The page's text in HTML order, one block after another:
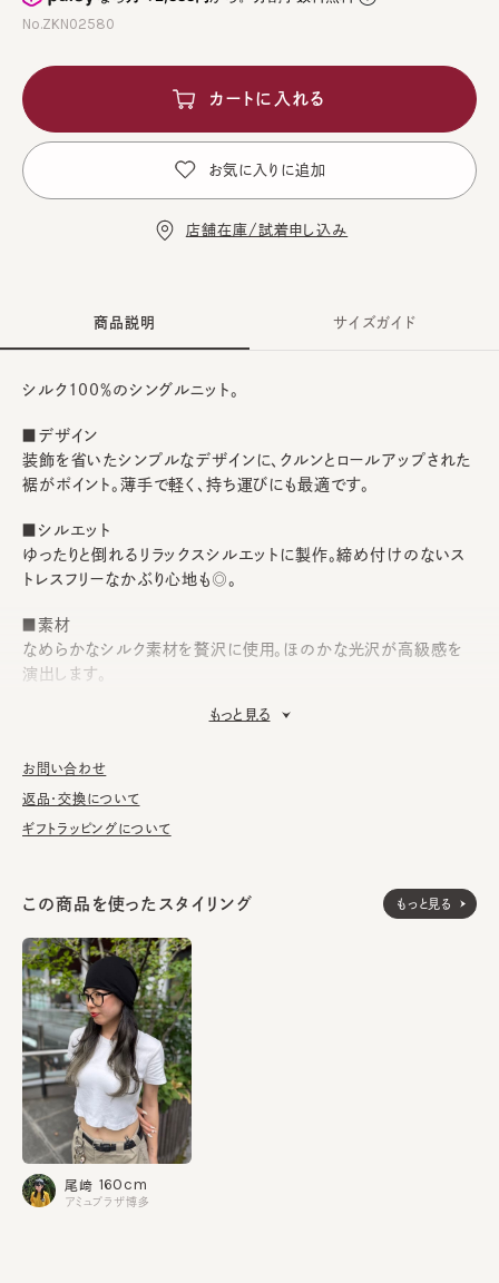
No.ZKN02580
カートに入れる
お気に入りに追加
店舗在庫/試着申し込み
商品説明
シルク100％のシングルニット。
■デザイン
装飾を省いたシンプルなデザインに、クルンとロールアップされた
裾がポイント。薄手で軽く、持ち運びにも最適です。
■シルエット
ゆったりと倒れるリラックスシルエットに製作。締め付けのないス
トレスフリーなかぶり心地も◎。
■素材
なめらかなシルク素材を贅沢に使用。ほのかな光沢が高級感を
演出します。
して、消臭・抗菌用のスプレーをお勧めしております。
もっと見る
サイズガイド
お問い合わせ
返品・交換について
ギフトラッピングについて
この商品を使ったスタイリング もっと見る
尾﨑 160cm
アミュプラザ博多